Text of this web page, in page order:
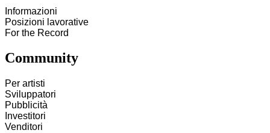
Informazioni
Posizioni lavorative
For the Record
Community
Per artisti
Sviluppatori
Pubblicità
Investitori
Venditori